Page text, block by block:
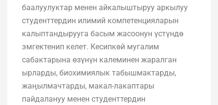
баалуулуктар менен айкалыштыруу аркылуу
студенттердин илимий компетенцияларын
калыптандырууга басым жасоонун үстүндө
эмгектенип келет. Кесипкөй мугалим
сабактарына өзүнүн калеминен жаралган
ырларды, биохимиялык табышмактарды,
жаңылмачтарды, макал-лакаптары
пайдалануу менен студенттердин